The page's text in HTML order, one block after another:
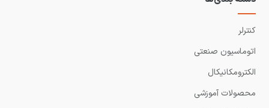
کنترلر
اتوماسیون صنعتی
الکترومکانیکال
محصولات آموزشی